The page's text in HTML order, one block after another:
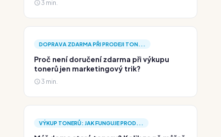
3 min.
DOPRAVA ZDARMA PŘI PRODEJI TON...
Proč není doručení zdarma při výkupu
tonerů jen marketingový trik?
3 min.
VÝKUP TONERŮ: JAK FUNGUJE PROD...